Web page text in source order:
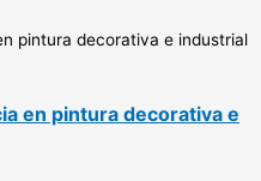
en pintura decorativa e